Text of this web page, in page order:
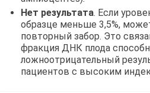
Нет результата. Если
образце меньше 3,5%,
повторный забор. Это
фракция ДНК плода
ложноотрицательный
пациентов с высоким